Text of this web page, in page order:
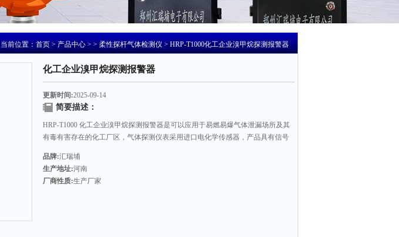
当前位置：首页>产品中心> >柔性探杆气体检测仪> HRP-T1000化工企业溴甲烷探测报警器
化工企业溴甲烷探测报警器
更新时间:2025-09-14
简要描述：
HRP-T1000 化工企业溴甲烷探测报警器是可以应用于易燃易爆气体泄漏场所及其
有毒有害存在的化工厂区，气体探测仪表采用进口电化学传感器，产品具有信号
于各种危险场所。
品牌:汇瑞埔
生产地址:河南
厂商性质:生产厂家